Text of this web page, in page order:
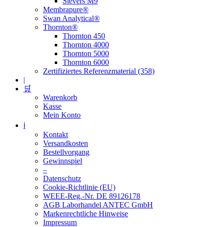
Membrapure®
Swan Analytical®
Thornton®
Thornton 450
Thornton 4000
Thornton 5000
Thornton 6000
Zertifiziertes Referenzmaterial (358)
|
🛒
Warenkorb
Kasse
Mein Konto
ℹ️
Kontakt
Versandkosten
Bestellvorgang
Gewinnspiel
–
Datenschutz
Cookie-Richtlinie (EU)
WEEE-Reg.-Nr. DE 89126178
AGB Laborhandel ANTEC GmbH
Markenrechtliche Hinweise
Impressum